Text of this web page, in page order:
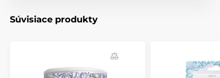
Súvisiace produkty